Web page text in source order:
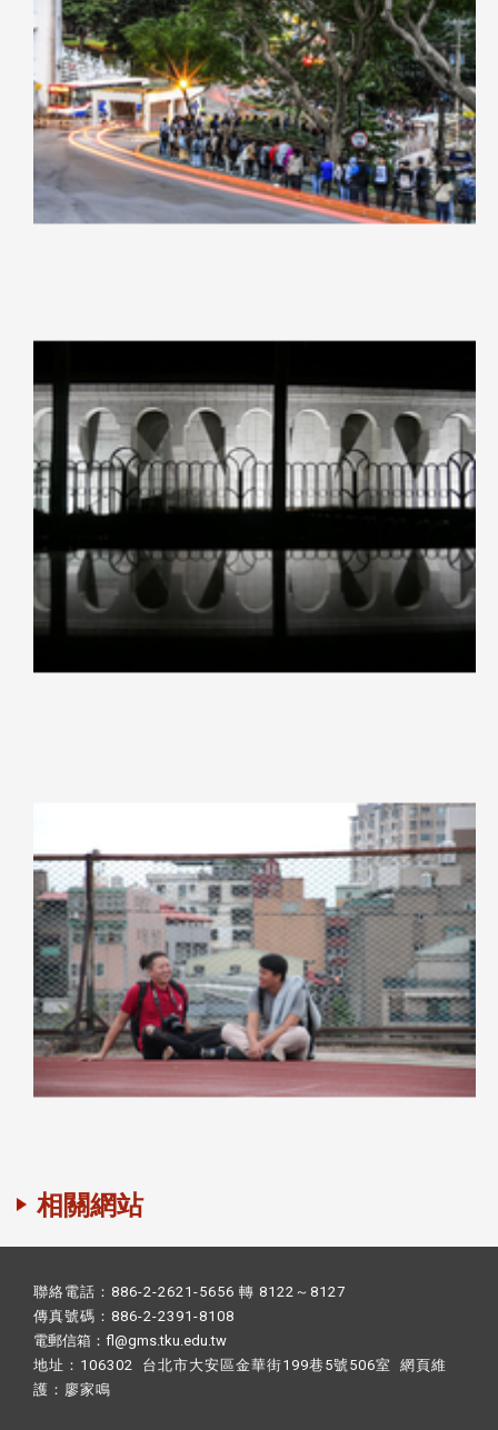
相關網站
聯絡電話：886-2-2621-5656 轉 8122～8127
傳真號碼：886-2-2391-8108
電郵信箱：fl@gms.tku.edu.tw
地址：106302 台北市大安區金華街199巷5號506室 網頁維
護： 廖家鳴​